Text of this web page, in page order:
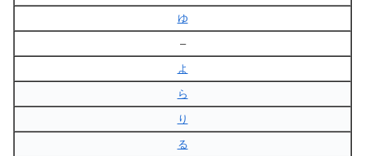
ゆ
–
よ
ら
り
る